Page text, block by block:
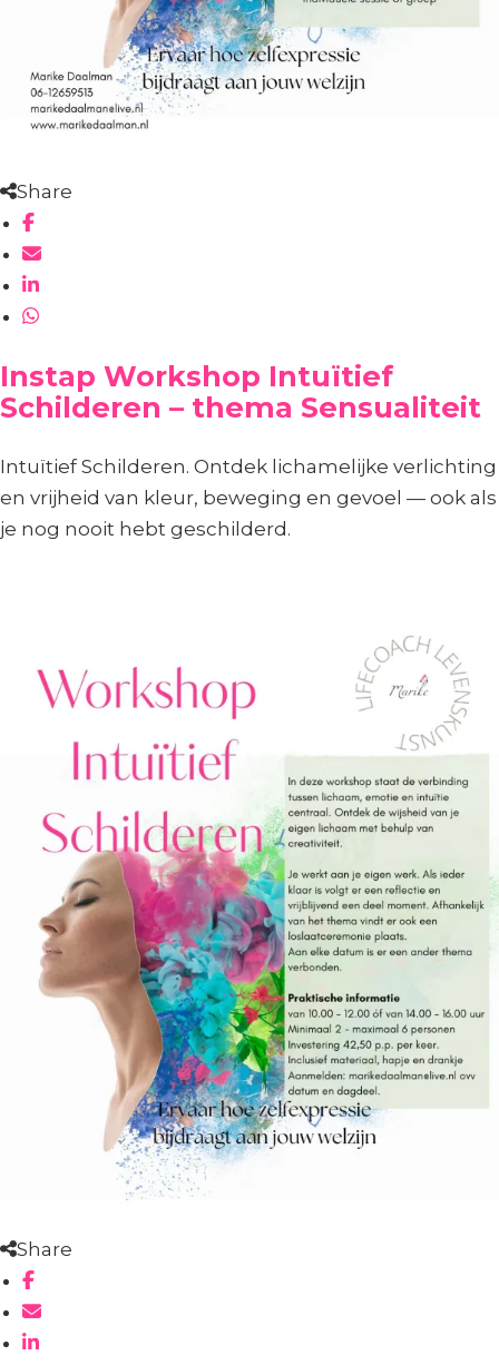
Share
Instap Workshop Intuïtief
Schilderen – thema Sensualiteit
Intuïtief Schilderen. Ontdek lichamelijke verlichting
en vrijheid van kleur, beweging en gevoel — ook als
je nog nooit hebt geschilderd.
Share